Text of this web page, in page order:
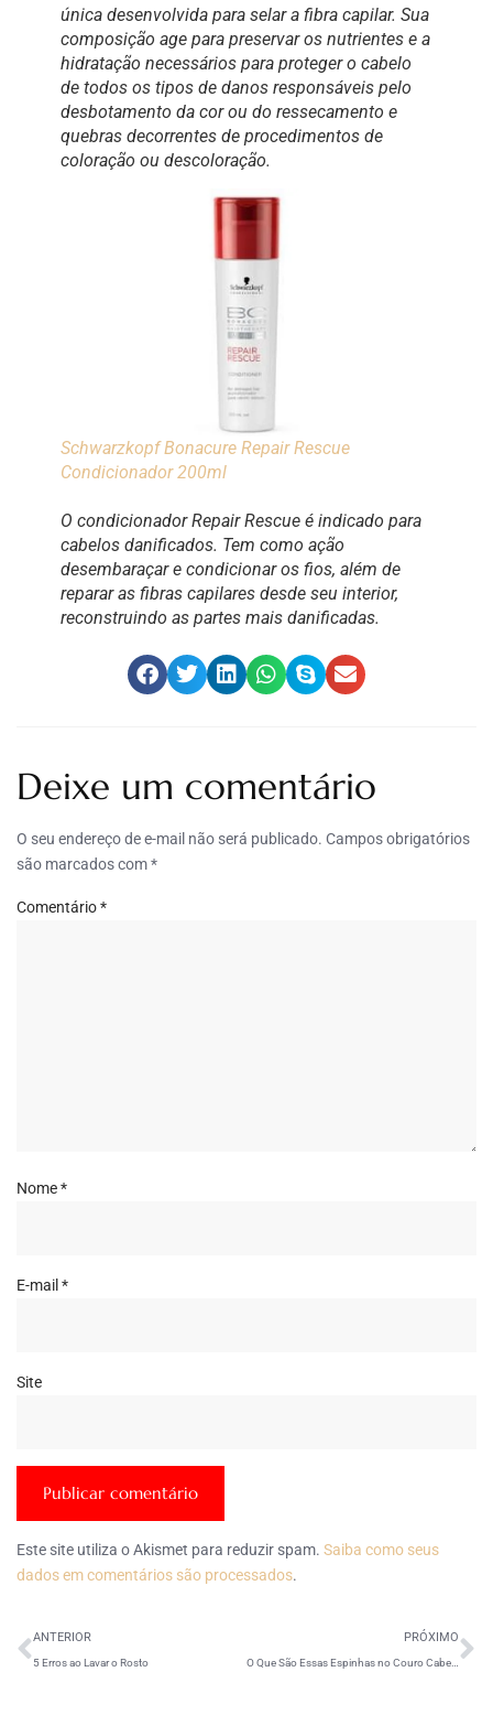
única desenvolvida para selar a fibra capilar. Sua
composição age para preservar os nutrientes e a
hidratação necessários para proteger o cabelo
de todos os tipos de danos responsáveis pelo
desbotamento da cor ou do ressecamento e
quebras decorrentes de procedimentos de
coloração ou descoloração.
Schwarzkopf Bonacure Repair Rescue
Condicionador 200ml
O condicionador Repair Rescue é indicado para
cabelos danificados. Tem como ação
desembaraçar e condicionar os fios, além de
reparar as fibras capilares desde seu interior,
reconstruindo as partes mais danificadas.
Deixe um comentário
O seu endereço de e-mail não será publicado. Campos obrigatórios
são marcados com*
Comentário*
Nome*
E-mail *
Site
Este site utiliza o Akismet para reduzir spam. Saiba como seus
dados em comentários são processados.
ANTERIOR
5 Erros ao Lavar o Rosto
PRÓXIMO
O Que São Essas Espinhas no Couro Cabeludo?